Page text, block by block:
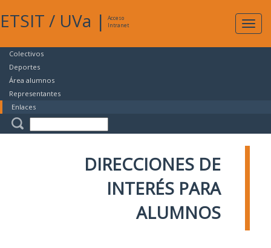
ETSIT / UVa |
Acceso
Intranet
Colectivos
Deportes
Área alumnos
Representantes
Enlaces
DIRECCIONES DE
INTERÉS PARA
ALUMNOS